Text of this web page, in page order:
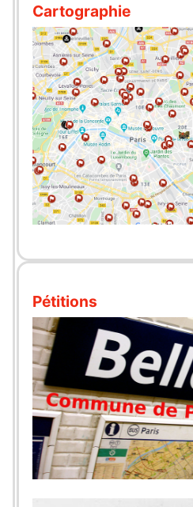
Cartographie
Pétitions